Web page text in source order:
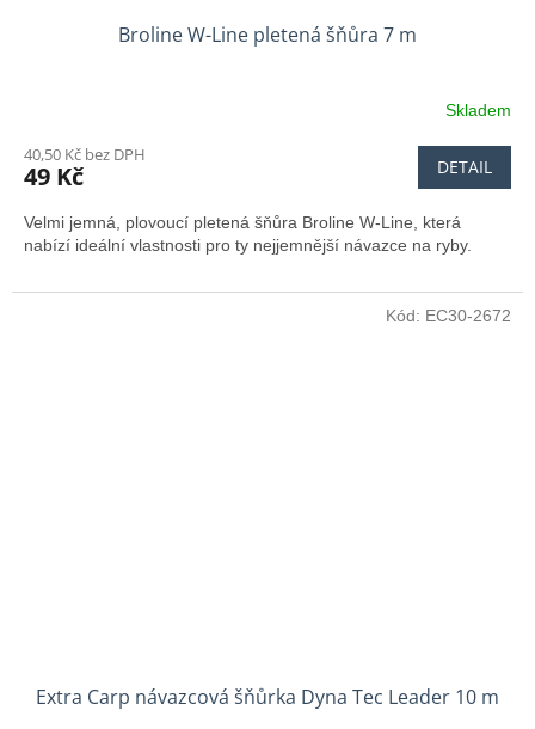
Broline W-Line pletená šňůra 7 m
Skladem
40,50 Kč bez DPH
49 Kč DETAIL
Velmi jemná, plovoucí pletená šňůra Broline W-Line, která
nabízí ideální vlastnosti pro ty nejjemnější návazce na ryby.
Extra Carp návazcová šňůrka Dyna Tec Leader 10 m
Kód: EC30-2672